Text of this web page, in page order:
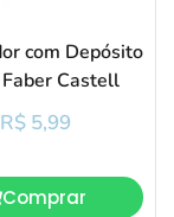
com Depósito
Castell
R$ 5,99
Comprar